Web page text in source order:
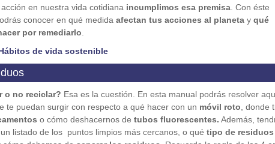
en nuestra vida cotidiana incumplimos esa premisa . Con éste
conocer en qué medida afectan tus acciones al planeta y qué
por remediarlo
de vida sostenible
o no reciclar? Esa es la cuestión. En esta manual podrás resolver
te puedan surgir con respecto a qué hacer con un móvil roto , donde
o cómo deshacernos de tubos fluorescentes. Además,
listado de los puntos limpios más cercanos, o qué tipo de residuos